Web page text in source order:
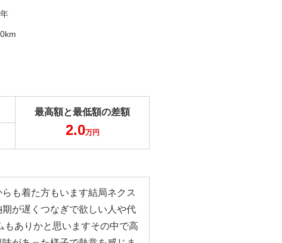
最高額と最低額の差額
2.0万円
も着た方もいます結局ネクス
が遅くつなぎで欲しい人や代
ありかと思いますその中で高